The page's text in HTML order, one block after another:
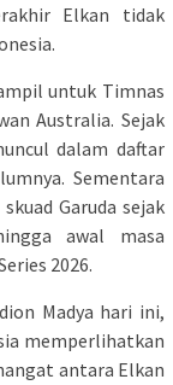
Elkan tidak
untuk Timnas
Australia. Sejak
dalam daftar
Sementara
Garuda sejak
awal masa
2026.
Madya hari ini,
memperlihatkan
antara Elkan